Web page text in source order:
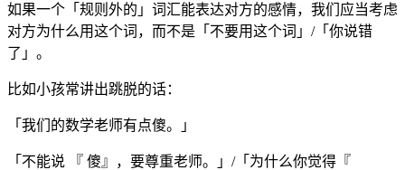
如果一个「规则外的」词汇能表达对方的感情，我们应当考虑
对方为什么用这个词，而不是「不要用这个词」/「你说错
了」。
比如小孩常讲出跳脱的话：
「我们的数学老师有点傻。」
「不能说 『 傻』，要尊重老师。」/「为什么你觉得『